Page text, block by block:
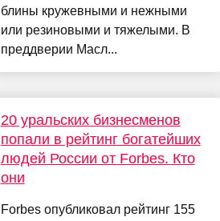
блины кружевными и нежными
или резиновыми и тяжелыми. В
преддверии Масл...
20 уральских бизнесменов
попали в рейтинг богатейших
людей России от Forbes. Кто
они
Forbes опубликовал рейтинг 155